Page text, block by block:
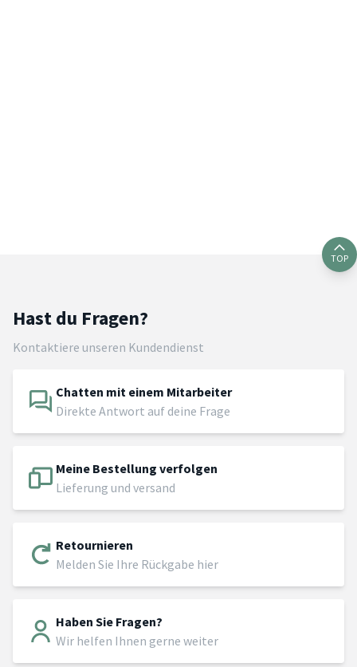
TOP
Hast du Fragen?
Kontaktiere unseren Kundendienst
Chatten mit einem Mitarbeiter
Direkte Antwort auf deine Frage
Meine Bestellung verfolgen
Lieferung und versand
Retournieren
Melden Sie Ihre Rückgabe hier
Haben Sie Fragen?
Wir helfen Ihnen gerne weiter